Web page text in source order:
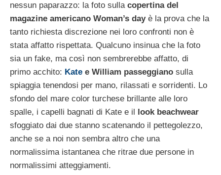
nessun paparazzo: la foto sullacopertina del
magazine americano Woman’s dayè la prova che la
tanto richiesta discrezione nei loro confronti non è
stata affatto rispettata. Qualcuno insinua che la foto
sia un fake, ma così non sembrerebbe affatto, di
primo acchito: Kate e William passeggiano sulla
spiaggia tenendosi per mano, rilassati e sorridenti. Lo
sfondo del mare color turchese brillante alle loro
spalle, i capelli bagnati di Kate e il
look beachwear
sfoggiato dai due stanno scatenando il pettegolezzo,
anche se a noi non sembra altro che una
normalissima istantanea che ritrae due persone in
normalissimi atteggiamenti.